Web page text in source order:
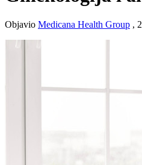
Objavio Medicana Health Group ,